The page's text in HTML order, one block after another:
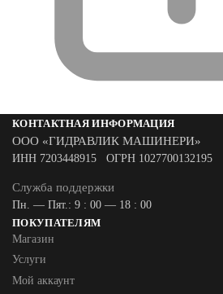
КОНТАКТНАЯ ИНФОРМАЦИЯ
ООО «ГИДРАВЛИК МАШИНЕРИ»
ИНН 7203448915 ОГРН 1027700132195
Служба поддержки
Пн. — Пят.: 9 : 00 — 18 : 00
ПОКУПАТЕЛЯМ
Магазин
Услуги
Мой аккаунт